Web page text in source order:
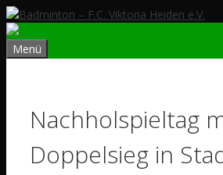
Zum
Inhalt
springen
Menü
Nachholspieltag
Doppelsieg in